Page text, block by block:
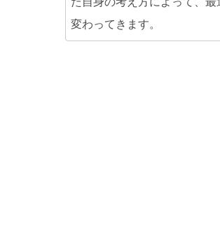
変わってきます。